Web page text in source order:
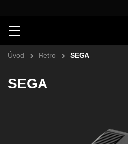
Hledat
Menu
Úvod Retro SEGA
SEGA